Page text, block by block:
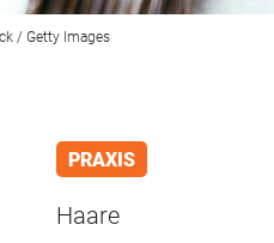
/ Getty Images
PRAXIS
Haare